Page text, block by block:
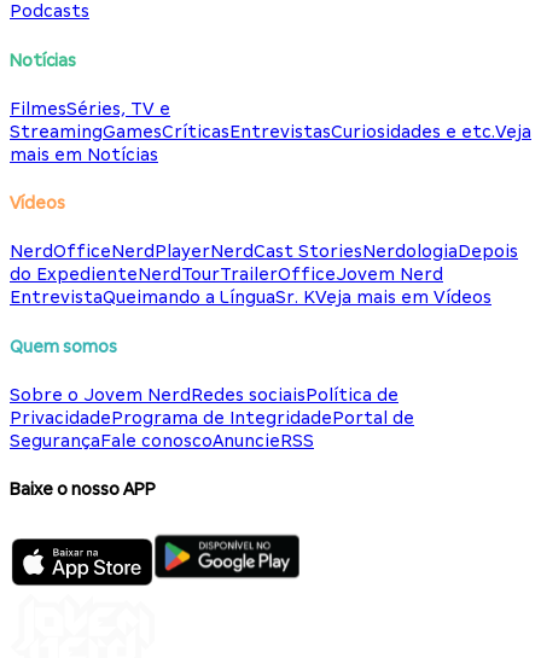
Podcasts
Notícias
FilmesSéries, TV e
StreamingGamesCríticasEntrevistasCuriosidades e etc.Veja
mais em Notícias
Vídeos
NerdOfficeNerdPlayerNerdCast StoriesNerdologiaDepois
do ExpedienteNerdTourTrailerOfficeJovem Nerd
EntrevistaQueimando a LínguaSr. KVeja mais em Vídeos
Quem somos
Sobre o Jovem NerdRedes sociaisPolítica de
PrivacidadePrograma de IntegridadePortal de
SegurançaFale conoscoAnuncieRSS
Baixe o nosso APP